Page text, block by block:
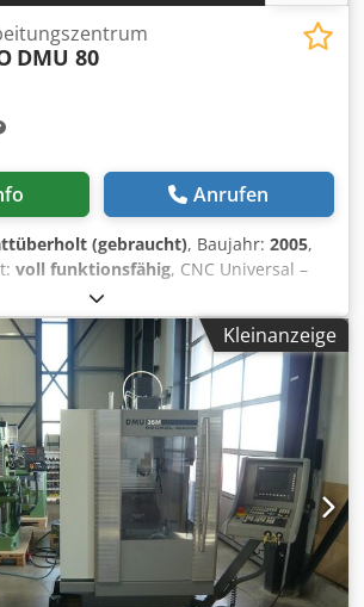
DMU 80
Anrufen
(gebraucht), Baujahr: 2005,
voll funktionsfähig, CNC Universal –
DECKEL MAHO DMU 80 monoBlock
Heidenhain iTNC 530 Baujahr: 2005
Y 630 Z 630 Drehzahlbereich: 0 –
( HSK 63 ) Mit folgendem Zubehör:
1250 mm x 700 mm Aufspannfläche 3 D
Werkzeugvermessung im
Laser Vertikal Werkzeugwechsler mit 32
63) Vollschutzkabine mit
Innenbeleuchtung Elektronisches
A Sf Rjuof Betriebsart 3 + 4
3-Stück
Maschinenschuhe Spindelölkühler
(Rittal) Betriebsanleitungen
Kleinanzeige